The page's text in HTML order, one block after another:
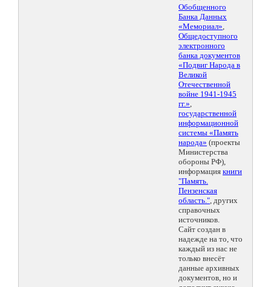
Обобщенного
Банка Данных
«Мемориал»,
Общедоступного
электронного
банка документов
«Подвиг Народа в
Великой
Отечественной
войне 1941-1945
гг.»,
государственной
информационной
системы «Память
народа» (проекты
Министерства
обороны РФ),
информация книги
"Память.
Пензенская
область.", других
справочных
источников.
Сайт создан в
надежде на то, что
каждый из нас не
только внесёт
данные архивных
документов, но и